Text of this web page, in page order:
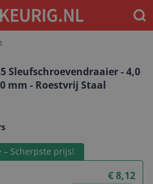
Sleufschroevendraaier - 4,0
mm - Roestvrij Staal
Scherpste prijs!
€ 8,12